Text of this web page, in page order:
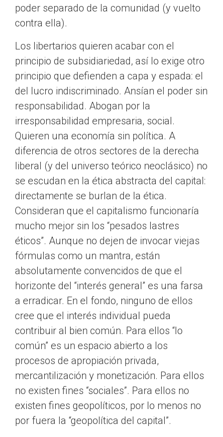
poder separado de la comunidad (y vuelto
contra ella).
Los libertarios quieren acabar con el
principio de subsidiariedad, así lo exige otro
principio que defienden a capa y espada: el
del lucro indiscriminado. Ansían el poder sin
responsabilidad. Abogan por la
irresponsabilidad empresaria, social.
Quieren una economía sin política. A
diferencia de otros sectores de la derecha
liberal (y del universo teórico neoclásico) no
se escudan en la ética abstracta del capital:
directamente se burlan de la ética.
Consideran que el capitalismo funcionaría
mucho mejor sin los “pesados lastres
éticos”. Aunque no dejen de invocar viejas
fórmulas como un mantra, están
absolutamente convencidos de que el
horizonte del “interés general” es una farsa
a erradicar. En el fondo, ninguno de ellos
cree que el interés individual pueda
contribuir al bien común. Para ellos “lo
común” es un espacio abierto a los
procesos de apropiación privada,
mercantilización y monetización. Para ellos
no existen fines “sociales”. Para ellos no
existen fines geopolíticos, por lo menos no
por fuera la “geopolítica del capital”.